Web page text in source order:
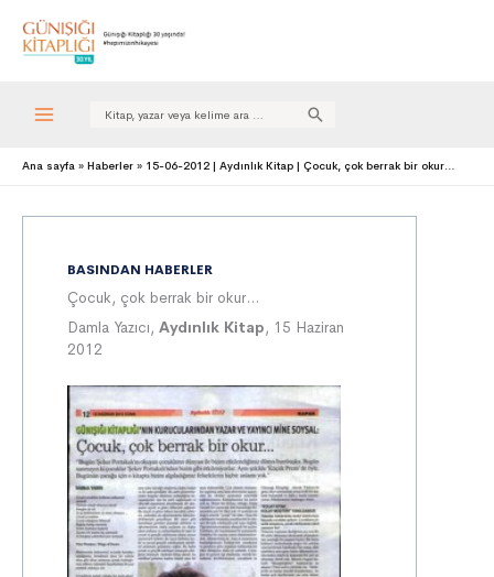
Search
Ana sayfa Haberler 15-06-2012 | Aydınlık Kitap | Çocuk, çok berrak bir okur…
BASINDAN HABERLER
Çocuk, çok berrak bir okur…
Damla Yazıcı, Aydınlık Kitap, 15 Haziran
2012